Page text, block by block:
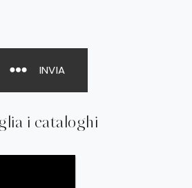
i cataloghi
INVIA